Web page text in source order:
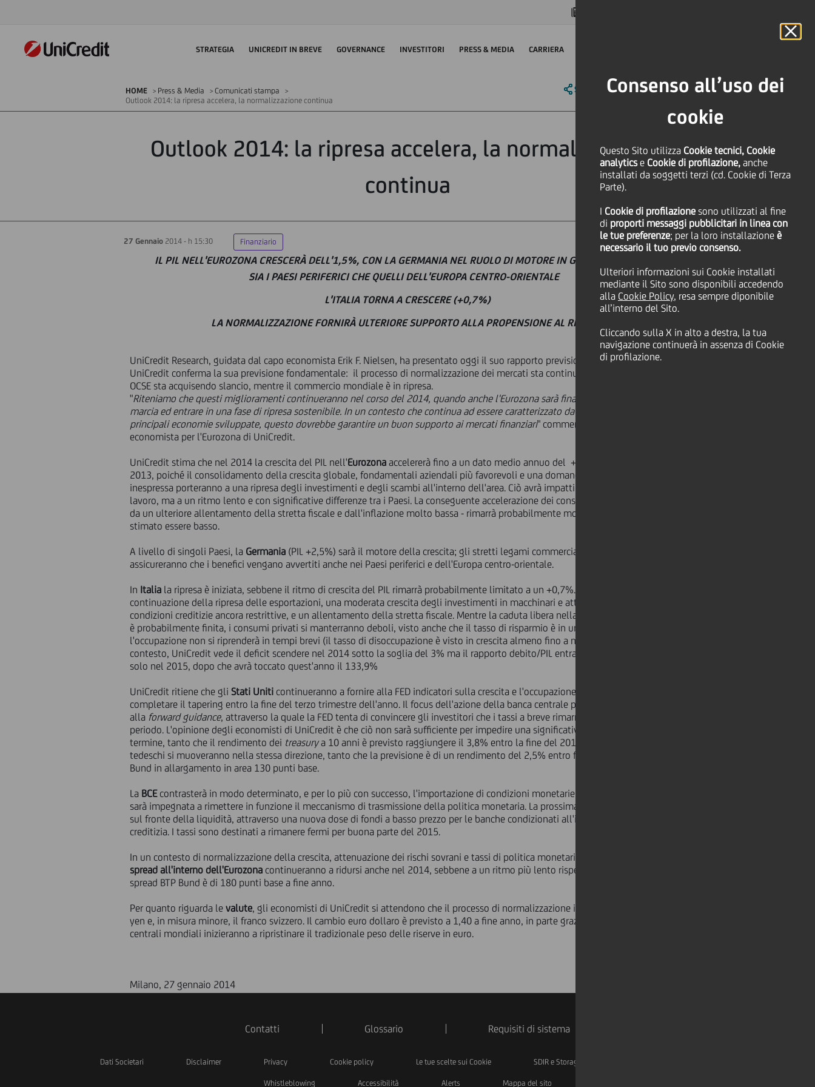
Consenso all’uso dei
cookie
Questo Sito utilizza Cookie tecnici, Cookie
analyticse Cookie di profilazione, anche
installati da soggetti terzi (cd. Cookie di Terza
Parte).
I Cookie di profilazione sono utilizzati al fine
di proporti messaggi pubblicitari in linea con
le tue preferenze; per la loro installazione è
necessario il tuo previo consenso.
Ulteriori informazioni sui Cookie installati
mediante il Sito sono disponibili accedendo
alla Cookie Policy, resa sempre diponibile
all’interno del Sito.
Cliccando sulla X in alto a destra, la tua
navigazione continuerà in assenza di Cookie
di profilazione.
STRATEGIA UNICREDIT IN BREVE GOVERNANCE INVESTITORI PRESS & MEDIA CARRIERA
HOME Press & Media
Comunicati stampa
Outlook 2014: la ripresa accelera, la normalizzazione continua
SHARE PRINT SEND
Outlook 2014: la ripresa accelera, la normalizzazione
continua
27 Gennaio 2014 - h 15:30 Finanziario
IL PIL NELL'EUROZONA CRESCERÀ DELL'1,5%, CON LA GERMANIA NEL RUOLO DI MOTORE IN GRADO DI SPINGERE
SIA I PAESI PERIFERICI CHE QUELLI DELL'EUROPA CENTRO-ORIENTALE
L'ITALIA TORNA A CRESCERE (+0,7%)
LA NORMALIZZAZIONE FORNIRÀ ULTERIORE SUPPORTO ALLA PROPENSIONE AL RISCHIO
UniCredit Research, guidata dal capo economista Erik F. Nielsen, ha presentato oggi il suo rapporto previsionale Outlook 2014.
UniCredit conferma la sua previsione fondamentale: il processo di normalizzazione dei mercati sta continuando e la crescita nei paesi
OCSE sta acquisendo slancio, mentre il commercio mondiale è in ripresa.
"Riteniamo che questi miglioramenti continueranno nel corso del 2014, quando anche l'Eurozona sarà finalmente in grado di cambiare
marcia ed entrare in una fase di ripresa sostenibile. In un contesto che continua ad essere caratterizzato da abbondante liquidità nelle
principali economie sviluppate, questo dovrebbe garantire un buon supporto ai mercati finanziari" commenta
economista per l'Eurozona di UniCredit.
UniCredit stima che nel 2014 la crescita del PIL nell'Eurozona accelererà fino a un dato medio annuo del +1,5% rispetto al -0,4% del
2013, poiché il consolidamento della crescita globale, fondamentali aziendali più favorevoli e una domanda di beni strumentali finora
inespressa porteranno a una ripresa degli investimenti e degli scambi all'interno dell'area. Ciò avrà impatti positivi sul mercato del
lavoro, ma a un ritmo lento e con significative differenze tra i Paesi. La conseguente accelerazione dei consumi privati - favorita anche
da un ulteriore allentamento della stretta fiscale e dall'inflazione molto bassa - rimarrà probabilmente moderata. Il rischio deflazione è
stimato essere basso.
A livello di singoli Paesi, la Germania (PIL +2,5%) sarà il motore della crescita; gli stretti legami commerciali tra i Paesi europei
assicureranno che i benefici vengano avvertiti anche nei Paesi periferici e dell'Europa centro-orientale.
In Italia la ripresa è iniziata, sebbene il ritmo di crescita del PIL rimarrà probabilmente limitato a un +0,7%. UniCredit prevede una
continuazione della ripresa delle esportazioni, una moderata crescita degli investimenti in macchinari e attrezzature, in un contesto di
condizioni creditizie ancora restrittive, e un allentamento della stretta fiscale. Mentre la caduta libera nella spesa di famiglie e imprese
è probabilmente finita, i consumi privati si manterranno deboli, visto anche che il tasso di risparmio è in una fase di risalita e che
l'occupazione non si riprenderà in tempi brevi (il tasso di disoccupazione è visto in crescita almeno fino a metà anno). In questo
contesto, UniCredit vede il deficit scendere nel 2014 sotto la soglia del 3% ma il rapporto debito/PIL entrare in traiettoria discendente
solo nel 2015, dopo che avrà toccato quest'anno il 133,9%
UniCredit ritiene che gliStati Uniti continueranno a fornire alla FED indicatori sulla crescita e l'occupazione sufficientemente buoni da
completare il tapering entro la fine del terzo trimestre dell'anno. Il focus dell'azione della banca centrale passerà dall'acquisto di asset
alla forward guidance, attraverso la quale la FED tenta di convincere gli investitori che i tassi a breve rimarranno bassi per un lungo
periodo. L'opinione degli economisti di UniCredit è che ciò non sarà sufficiente per impedire una significativa crescita dei tassi a lungo
termine, tanto che il rendimento dei treasurya 10 anni è previsto raggiungere il 3,8% entro la fine del 2014. I rendimenti dei Bund
tedeschi si muoveranno nella stessa direzione, tanto che la previsione è di un rendimento del 2,5% entro fine anno, con lo spread UST-
Bund in allargamento in area 130 punti base.
La BCEcontrasterà in modo determinato, e per lo più con successo, l'importazione di condizioni monetarie restrittive dagli Stati Uniti e
sarà impegnata a rimettere in funzione il meccanismo di trasmissione della politica monetaria. La prossima mossa sarà probabilmente
sul fronte della liquidità, attraverso una nuova dose di fondi a basso prezzo per le banche condizionati all'incremento dell'attività
creditizia. I tassi sono destinati a rimanere fermi per buona parte del 2015.
In un contesto di normalizzazione della crescita, attenuazione dei rischi sovrani e tassi di politica monetaria eccezionalmente bassi, gli
spread all'interno dell'Eurozona continueranno a ridursi anche nel 2014, sebbene a un ritmo più lento rispetto al 2013. Il target per lo
spread BTP Bund è di 180 punti base a fine anno.
Per quanto riguarda levalute, gli economisti di UniCredit si attendono che il processo di normalizzazione indebolirà ulteriormente lo
yen e, in misura minore, il franco svizzero. Il cambio euro dollaro è previsto a 1,40 a fine anno, in parte grazie al fatto che le banche
centrali mondiali inizieranno a ripristinare il tradizionale peso delle riserve in euro.
Milano, 27 gennaio 2014
Contatti Glossario Requisiti di sistema
Dati Societari Disclaimer Privacy Cookie policy Le tue scelte sui Cookie SDIR e Storage
Whistleblowing Accessibilità Alerts Mappa del sito